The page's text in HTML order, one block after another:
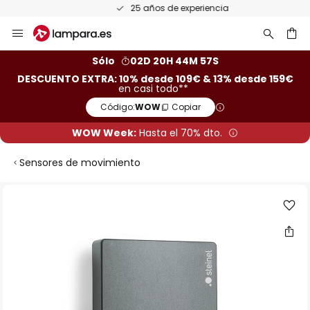
25 años de experiencia
al
Sólo
02D 20H 44M 56S
DESCUENTO EXTRA: 10% desde 109€ & 13% desde 159€
en casi todo**
Código:WOW Copiar
WOW Week: Hasta el 70% dto.
Sensores de movimiento